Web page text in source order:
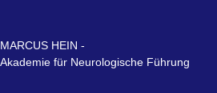
MARCUS HEIN -
Akademie für Neurologische Führung